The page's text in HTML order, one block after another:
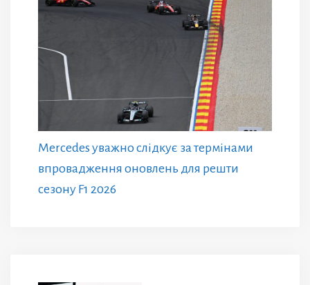
Mercedes уважно слідкує за термінами
впровадження оновлень для решти
сезону F1 2026